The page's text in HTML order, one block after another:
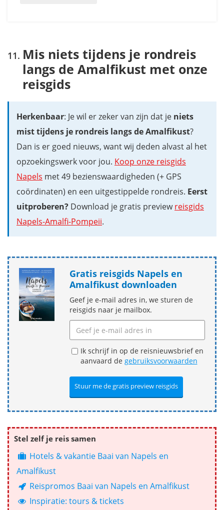
Mis niets tijdens je rondreis
langs de Amalfikust met onze
reisgids
Herkenbaar: Je wil er zeker van zijn dat je niets
mist tijdens je rondreis langs de Amalfikust?
Dan is er goed nieuws, want wij deden alvast al het
opzoekingswerk voor jou. Koop onze reisgids
Napels met 49 bezienswaardigheden (+ GPS
coördinaten) en een uitgestippelde rondreis. Eerst
uitproberen? Download je gratis previewreisgids
Napels-Amalfi-Pompeii.
Gratis reisgids Napels en
Amalfikust downloaden
Geef je e-mail adres in, we sturen de
reisgids naar je mailbox.
Ik schrijf in op de reisnieuwsbrief en
aanvaard de gebruiksvoorwaarden
Stel zelf je reis samen
Hotels & vakantie Baai van Napels en
Amalfikust
Reispromos Baai van Napels en Amalfikust
Inspiratie: tours & tickets